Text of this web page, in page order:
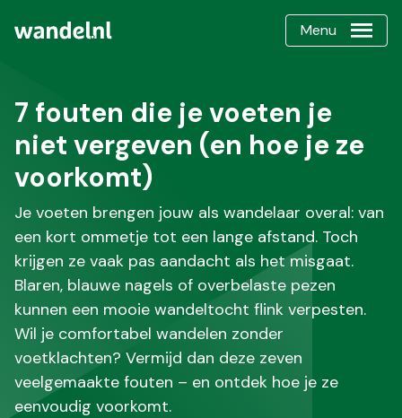
Menu
7 fouten die je voeten je
niet vergeven (en hoe je ze
voorkomt)
Je voeten brengen jouw als wandelaar overal: van
een kort ommetje tot een lange afstand. Toch
krijgen ze vaak pas aandacht als het misgaat.
Blaren, blauwe nagels of overbelaste pezen
kunnen een mooie wandeltocht flink verpesten.
Wil je comfortabel wandelen zonder
voetklachten? Vermijd dan deze zeven
veelgemaakte fouten – en ontdek hoe je ze
eenvoudig voorkomt.